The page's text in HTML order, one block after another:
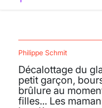
Décalottage du
petit garçon,
brûlure au
filles... Les
Philippe Schmit